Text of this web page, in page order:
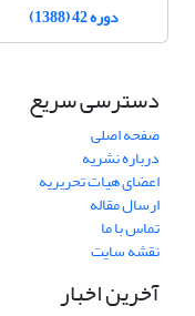
دوره 42 (1388)
دسترسی سریع
صفحه اصلی
درباره نشریه
اعضای هیات تحریریه
ارسال مقاله
تماس با ما
نقشه سایت
آخرین اخبار